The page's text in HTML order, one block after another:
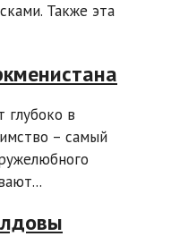
Также эта
глубоко в
– самый